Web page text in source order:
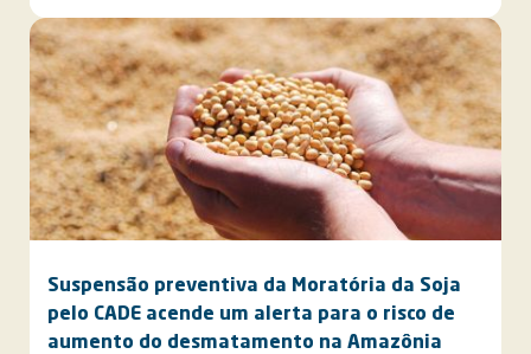
Suspensão preventiva da Moratória da Soja
pelo CADE acende um alerta para o risco de
aumento do desmatamento na Amazônia